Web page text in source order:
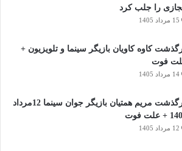
را جلب کرد
15 مرداد 1405
کاوه کاویان بازیگر سینما و تلویزیون +
فوت
14 مرداد 1405
درگذشت مریم همتیان بازیگر جوان سینما 12مرداد
علت فوت
12 مرداد 1405